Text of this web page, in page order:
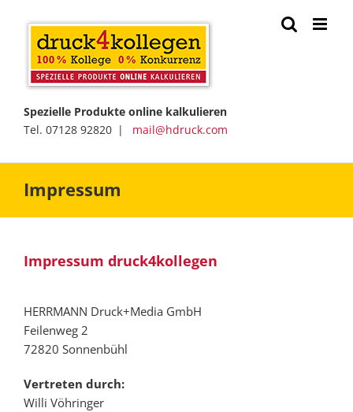
Inhalt
springen
Spezielle Produkte online kalkulieren
Tel. 07128 92820 | mail@hdruck.com
Impressum
Impressum druck4kollegen
HERRMANN Druck+Media GmbH
Feilenweg 2
72820 Sonnenbühl
Vertreten durch:
Willi Vöhringer